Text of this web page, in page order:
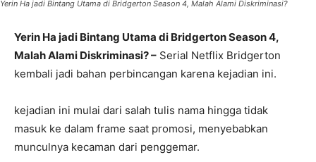
Yerin Ha jadi Bintang Utama di Bridgerton Season 4, Malah Alami Diskriminasi?
Yerin Ha jadi Bintang Utama di Bridgerton Season 4,
Malah Alami Diskriminasi? – Serial Netflix Bridgerton
kembali jadi bahan perbincangan karena kejadian ini.
kejadian ini mulai dari salah tulis nama hingga tidak
masuk ke dalam frame saat promosi, menyebabkan
munculnya kecaman dari penggemar.